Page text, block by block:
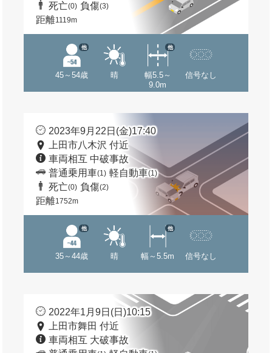
死亡(0) 負傷(3)
距離1119m
45～54歳
他
晴
幅5.5～
9.0m
他
信号なし
2023年9月22日(金)17:40
上田市八木沢 付近
車両相互 中破事故
普通乗用車(1) 軽自動車(1)
死亡(0) 負傷(2)
距離1752m
35～44歳
他
晴 幅～5.5m
他
信号なし
2022年1月9日(日)10:15
上田市舞田 付近
車両相互 大破事故